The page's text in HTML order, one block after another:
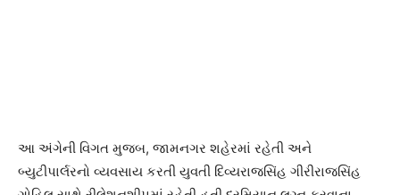
આ અંગેની વિગત મુજબ, જામનગર શહેરમાં રહેતી અને
બ્યુટીપાર્લરનો વ્યવસાય કરતી યુવતી દિવ્યરાજસિંહ ગીરીરાજસિંહ